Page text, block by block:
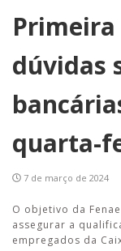
dúvidas
quarta-
7 de março de 2024
O objetivo da
assegurar a
empregados da